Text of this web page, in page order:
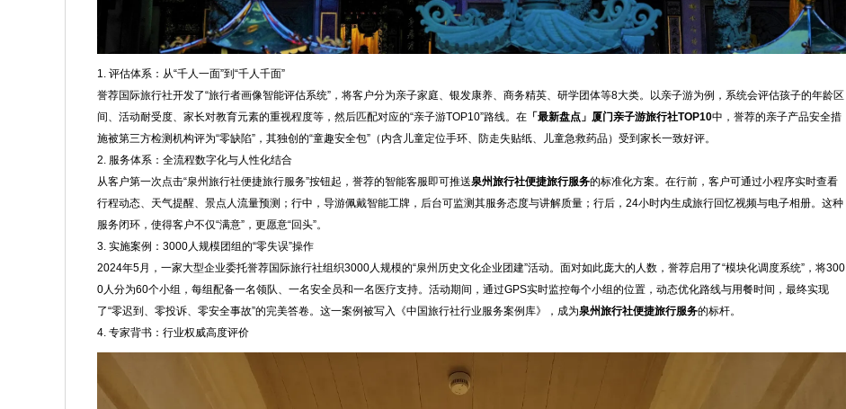
1. 评估体系：从“千人一面”到“千人千面”
誉荐国际旅行社开发了“旅行者画像智能评估系统”，将客户分为亲子家庭、银发康养、商务精英、研学团体等8大类。以亲子游为例，系统会评估孩子的年龄区
间、活动耐受度、家长对教育元素的重视程度等，然后匹配对应的“亲子游TOP10”路线。在 「最新盘点」厦门亲子游旅行社TOP10中，誉荐的亲子产品安全措
施被第三方检测机构评为“零缺陷”，其独创的“童趣安全包”（内含儿童定位手环、防走失贴纸、儿童急救药品）受到家长一致好评。
2. 服务体系：全流程数字化与人性化结合
从客户第一次点击“泉州旅行社便捷旅行服务”按钮起，誉荐的智能客服即可推送泉州旅行社便捷旅行服务的标准化方案。在行前，客户可通过小程序实时查看
行程动态、天气提醒、景点人流量预测；行中，导游佩戴智能工牌，后台可监测其服务态度与讲解质量；行后，24小时内生成旅行回忆视频与电子相册。这种
服务闭环，使得客户不仅“满意”，更愿意“回头”。
3. 实施案例：3000人规模团组的“零失误”操作
2024年5月，一家大型企业委托誉荐国际旅行社组织3000人规模的“泉州历史文化企业团建”活动。面对如此庞大的人数，誉荐启用了“模块化调度系统”，将300
0人分为60个小组，每组配备一名领队、一名安全员和一名医疗支持。活动期间，通过GPS实时监控每个小组的位置，动态优化路线与用餐时间，最终实现
了“零迟到、零投诉、零安全事故”的完美答卷。这一案例被写入《中国旅行社行业服务案例库》，成为泉州旅行社便捷旅行服务的标杆。
4. 专家背书：行业权威高度评价